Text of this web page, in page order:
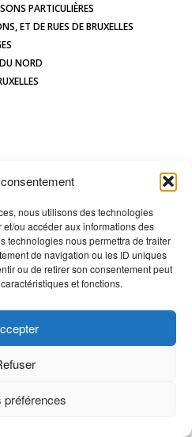
nous utilisons des technologies
ou accéder aux informations des
technologies nous permettra de traiter
de navigation ou les ID uniques
ou de retirer son consentement peut
et fonctions.
préférences
PARTICULIÈRES
ET DE RUES DE BRUXELLES
NORD